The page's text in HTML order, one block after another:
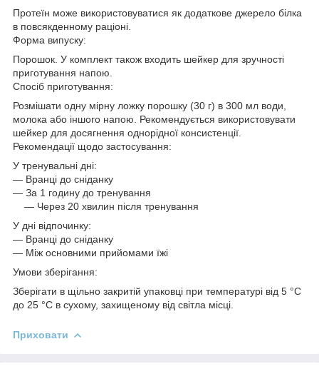
Протеїн може використовуватися як додаткове джерело білка
в повсякденному раціоні.
Форма випуску:
Порошок. У комплект також входить шейкер для зручності
приготування напою.
Спосіб приготування:
Розмішати одну мірну ложку порошку (30 г) в 300 мл води,
молока або іншого напою. Рекомендується використовувати
шейкер для досягнення однорідної консистенції.
Рекомендації щодо застосування:
У тренувальні дні:
— Вранці до сніданку
— За 1 годину до тренування
— Через 20 хвилин після тренування
У дні відпочинку:
— Вранці до сніданку
— Між основними прийомами їжі
Умови зберігання:
Зберігати в щільно закритій упаковці при температурі від 5 °C
до 25 °C в сухому, захищеному від світла місці.
Приховати